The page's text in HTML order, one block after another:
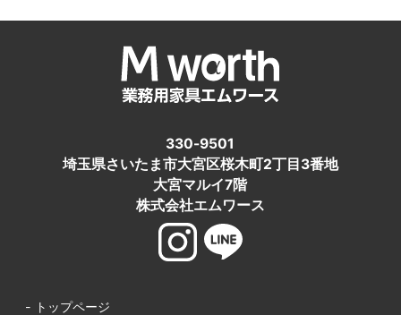
330-9501
埼玉県さいたま市大宮区桜木町2丁目3番地
大宮マルイ7階
株式会社エムワース
- トップページ